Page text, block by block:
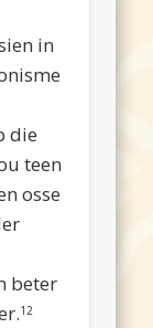
in
die
teen
osse
beter
12